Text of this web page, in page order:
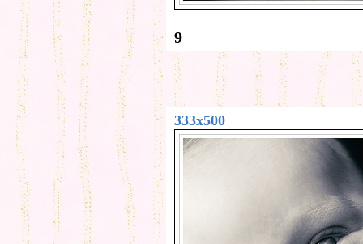
9
333x500